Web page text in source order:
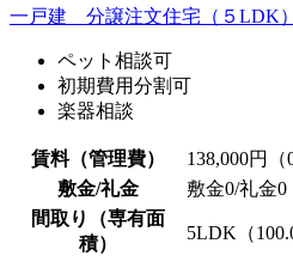
一戸建 分譲注文住宅（５LDK）
ペット相談可
初期費用分割可
楽器相談
賃料（管理費） 138,000円（
敷金/礼金 敷金0/礼金0
間取り（専有面
積）
5LDK（